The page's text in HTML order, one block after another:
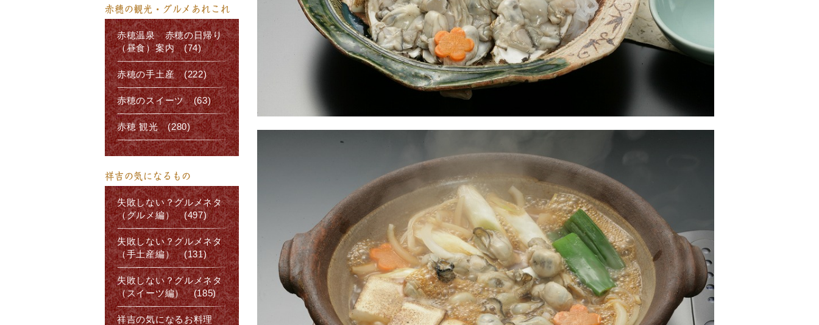
赤穂の観光・グルメあれこれ
赤穂温泉 赤穂の日帰り
（昼食）案内 (74)
赤穂の手土産 (222)
赤穂のスイーツ (63)
赤穂 観光 (280)
祥吉の気になるもの
失敗しない？グルメネタ
（グルメ編） (497)
失敗しない？グルメネタ
（手土産編） (131)
失敗しない？グルメネタ
（スイーツ編） (185)
祥吉の気になるお料理